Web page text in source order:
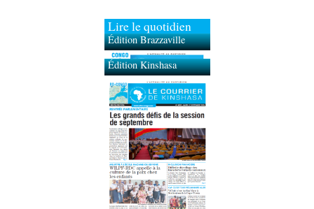
Lire le quotidien
Édition Brazzaville
Édition Kinshasa